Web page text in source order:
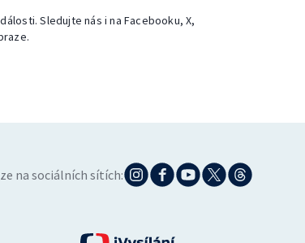
Sledujte nás i na Facebooku, X,
na sociálních sítích: